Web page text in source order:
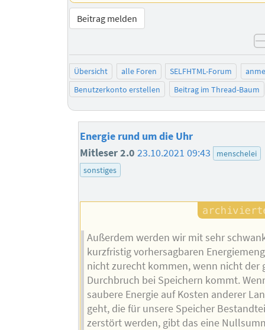
Beitrag melden
Übersicht alle Foren SELFHTML-Forum
Benutzerkonto erstellen
Beitrag im Thread-Baum
Energie rund um die Uhr
Mitleser 2.0 23.10.2021 09:43
menschelei
sonstiges
Außerdem werden wir mit sehr
kurzfristig vorhersagbaren
nicht zurecht kommen, wenn nicht der
Durchbruch bei Speichern kommt.
saubere Energie auf Kosten anderer
geht, die für unsere Speicher
zerstört werden, gibt das eine